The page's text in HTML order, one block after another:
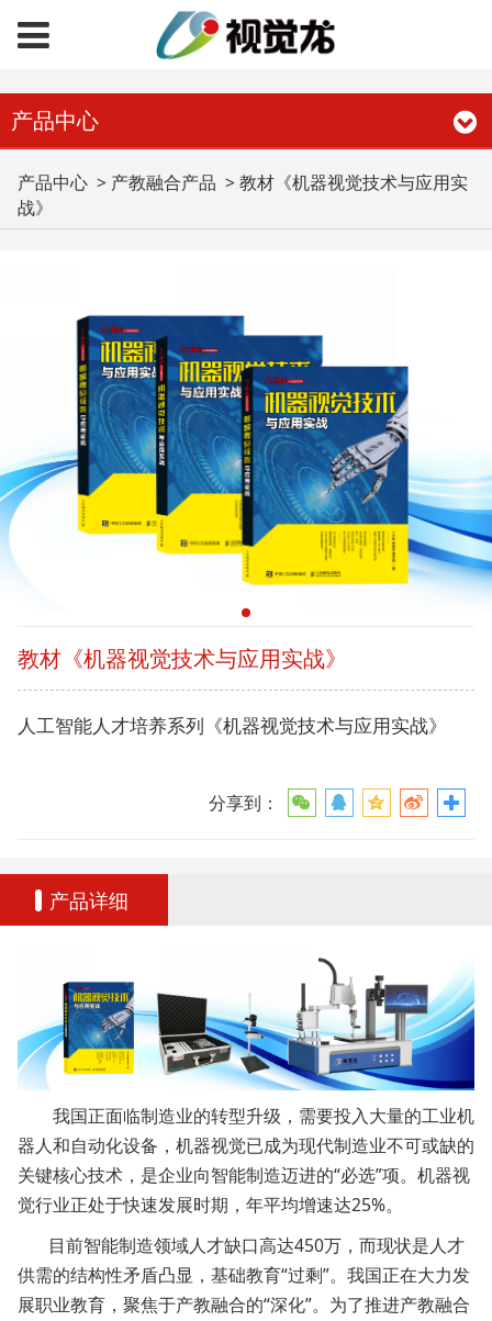
产品中心
教材《机器视觉技术与
产品中心> 产教融合产品 >教材《机器视觉技术与应用实
战》
教材《机器视觉技术与应用实战》
人工智能人才培养系列《机器视觉技术与应用实战》
分享到：
产品详细
我国正面临制造业的转型升级，需要投入大量的工业机
器人和自动化设备，机器视觉已成为现代制造业不可或缺的
关键核心技术，是企业向智能制造迈进的“必选”项。机器视
觉行业正处于快速发展时期，年平均增速达25%。
目前智能制造领域人才缺口高达450万，而现状是人才
供需的结构性矛盾凸显，基础教育“过剩”。我国正在大力发
展职业教育，聚焦于产教融合的“深化”。为了推进产教融合